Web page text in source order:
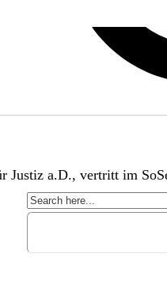
Justiz a.D., vertritt im